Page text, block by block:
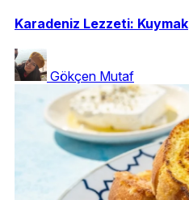
Karadeniz Lezzeti: Kuymak
Gökçen Mutaf